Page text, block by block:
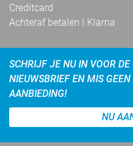
Creditcard
Achteraf betalen | Klarna
SCHRIJF JE NU IN VOOR
NIEUWSBRIEF EN MIS
AANBIEDING!
NU